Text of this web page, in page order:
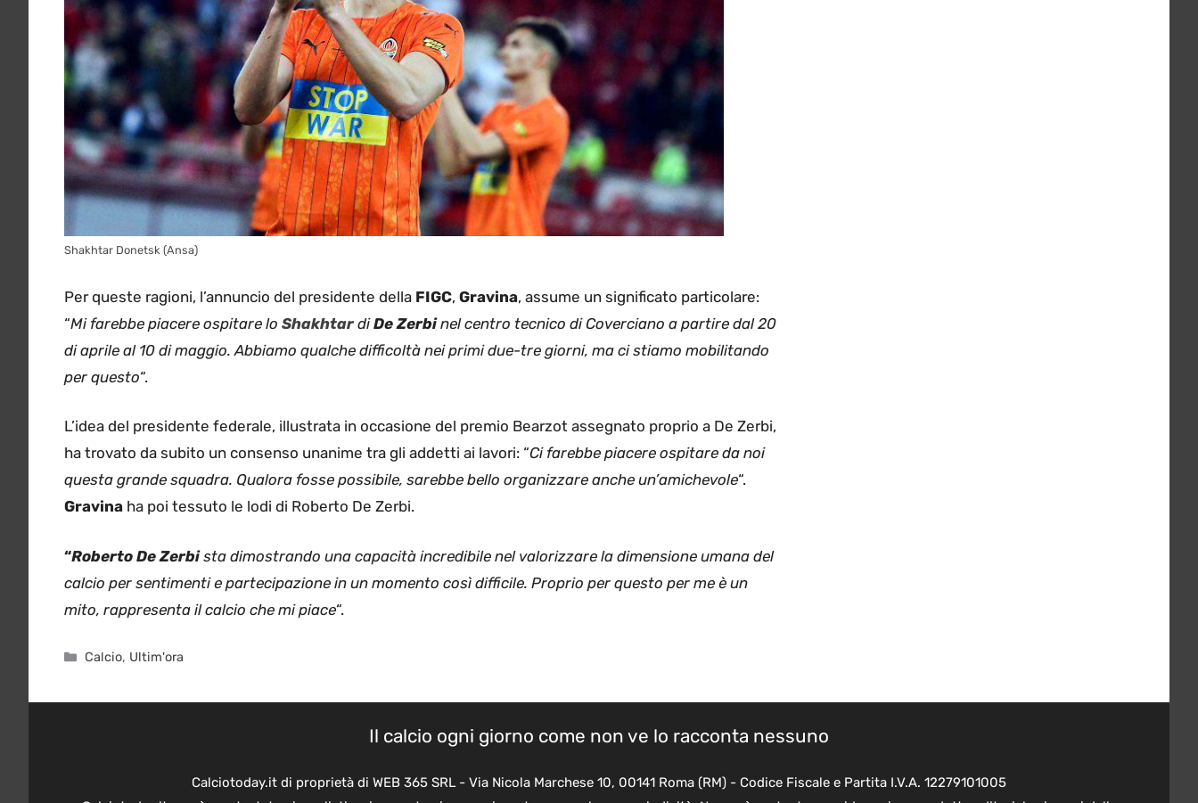
Shakhtar Donetsk (Ansa)
Per queste ragioni, l’annuncio del presidente della FIGC, Gravina, assume un significato particolare:
“Mi farebbe piacere ospitare lo ShakhtardiDe Zerbinel centro tecnico di Coverciano a partire dal 20
di aprile al 10 di maggio. Abbiamo qualche difficoltà nei primi due-tre giorni, ma ci stiamo mobilitando
per questo“.
L’idea del presidente federale, illustrata in occasione del premio Bearzot assegnato proprio a De Zerbi,
ha trovato da subito un consenso unanime tra gli addetti ai lavori: “Ci farebbe piacere ospitare da noi
questa grande squadra. Qualora fosse possibile, sarebbe bello organizzare anche un’amichevole“.
Gravina ha poi tessuto le lodi di Roberto De Zerbi.
“Roberto De Zerbista dimostrando una capacità incredibile nel valorizzare la dimensione umana del
calcio per sentimenti e partecipazione in un momento così difficile. Proprio per questo per me è un
mito, rappresenta il calcio che mi piace“.
Categorie
Calcio, Ultim'ora
Il calcio ogni giorno come non ve lo racconta nessuno
Calciotoday.it di proprietà di WEB 365 SRL - Via Nicola Marchese 10, 00141 Roma (RM) - Codice Fiscale e Partita I.V.A. 12279101005